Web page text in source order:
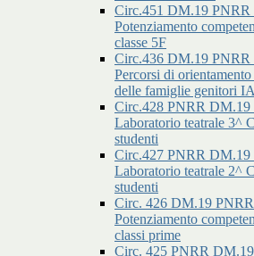
Circ.451 DM.19
Potenziamento
classe 5F
Circ.436 DM.19
Percorsi di
delle famiglie genitori IA
Circ.428 PNRR
Laboratorio teatrale 3^
studenti
Circ.427 PNRR
Laboratorio teatrale 2^
studenti
Circ. 426 DM.19
Potenziamento
classi prime
Circ. 425 PNRR